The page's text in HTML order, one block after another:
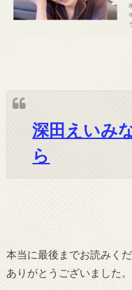
深田えいみ
ら
本当に最後までお読みく
ありがとうございました。